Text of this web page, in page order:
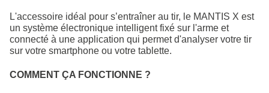
L'accessoire idéal pour s’entraîner au tir, le MANTIS X est
un système électronique intelligent fixé sur l'arme et
connecté à une application qui permet d'analyser votre tir
sur votre smartphone ou votre tablette.
COMMENT ÇA FONCTIONNE ?